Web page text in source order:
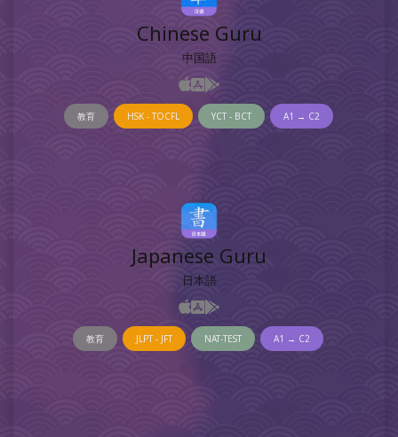
Chinese Guru
中国語
教育 HSK - TOCFL YCT - BCT A1 → C2
Japanese Guru
日本語
教育 JLPT - JFT NAT-TEST A1 → C2